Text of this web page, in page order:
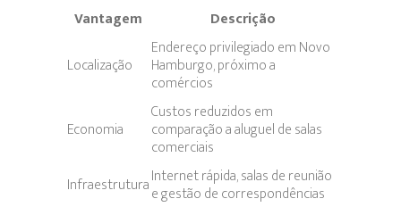
Vantagem
Descrição
Localização
Endereço privilegiado em Novo
Hamburgo, próximo a
comércios
Economia
Custos reduzidos em
comparação a aluguel de salas
comerciais
InfraestruturaInternet rápida, salas de reunião
e gestão de correspondências